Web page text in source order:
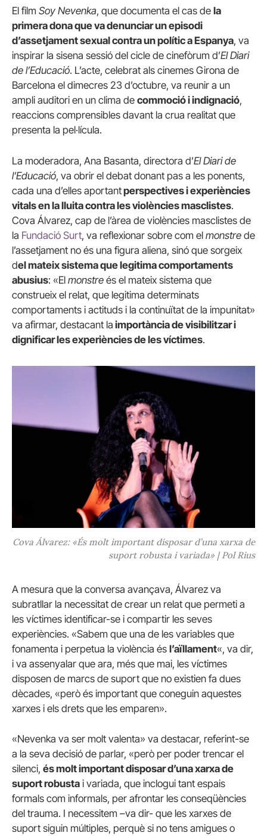
El film Soy Nevenka, que documenta el cas de la
primera dona que va denunciar un episodi
d’assetjament sexual contra un polític a Espanya, va
inspirar la sisena sessió del cicle de cinefòrum d’El Diari
de l’Educació. L’acte, celebrat als cinemes Girona de
Barcelona el dimecres 23 d’octubre, va reunir a un
ampli auditori en un clima de commoció i indignació,
reaccions comprensibles davant la crua realitat que
presenta la pel·lícula.
La moderadora, Ana Basanta, directora d’El Diari de
l’Educació, va obrir el debat donant pas a les ponents,
cada una d’elles aportantperspectives i experiències
vitals en la lluita contra les violències masclistes.
Cova Álvarez, cap de l’àrea de violències masclistes de
la Fundació Surt, va reflexionar sobre com el monstre de
l’assetjament no és una figura aliena, sinó que sorgeix
del mateix sistema que legitima comportaments
abusius: «El monstre és el mateix sistema que
construeix el relat, que legitima determinats
comportaments i actituds i la continuïtat de la impunitat»
va afirmar, destacant la importància de visibilitzar i
dignificar les experiències de les víctimes.
Cova Álvarez: «És molt important disposar d’una xarxa de
suport robusta i variada» | Pol Rius
A mesura que la conversa avançava, Álvarez va
subratllar la necessitat de crear un relat que permeti a
les víctimes identificar-se i compartir les seves
experiències. «Sabem que una de les variables que
fonamenta i perpetua la violència és l’aïllament«, va dir,
i va assenyalar que ara, més que mai, les víctimes
disposen de marcs de suport que no existien fa dues
dècades, «però és important que coneguin aquestes
xarxes i els drets que les emparen».
«Nevenka va ser molt valenta» va destacar, referint-se
a la seva decisió de parlar, «però per poder trencar el
silenci, és molt important disposar d’una xarxa de
suport robusta i variada, que inclogui tant espais
formals com informals, per afrontar les conseqüències
del trauma. I necessitem –va dir- que les xarxes de
suport siguin múltiples, perquè si no tens amigues o